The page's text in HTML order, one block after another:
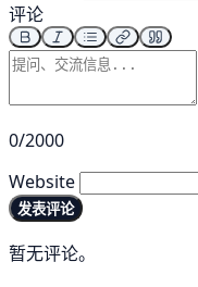
评论
0/2000
Website
发表评论
暂无评论。